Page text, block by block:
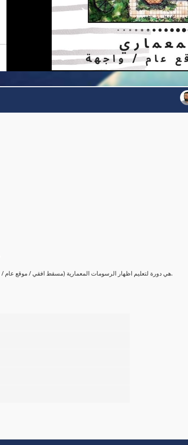
هي دورة لتعليم اظهار الرسومات المعمارية (مسقط افقي / موقع عام / واجهة) من البداية وخطوة بخطوة بادق التفاصيل لتصل الي الاحتراف بإذن الله.